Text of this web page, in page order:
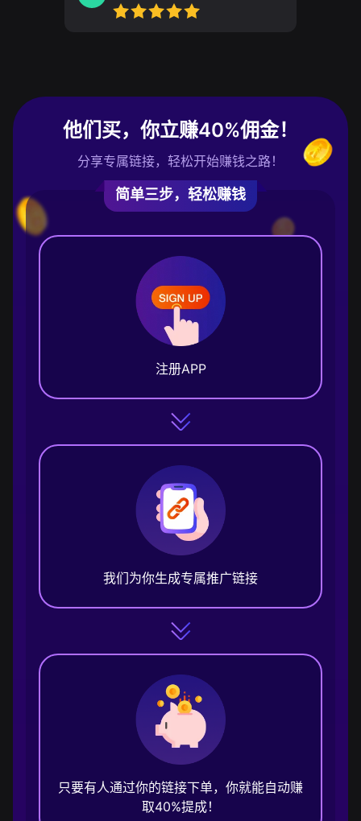
他们买，你立赚40%佣金！
分享专属链接，轻松开始赚钱之路！
简单三步，轻松赚钱
注册APP
我们为你生成专属推广链接
只要有人通过你的链接下单，你就能自动赚
取40%提成！